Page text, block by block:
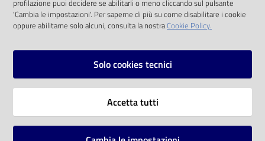
Avvisi
Instagram
Vai alla pagina
profilazione puoi decidere se abilitarli o meno cliccando sul pulsante
'Cambia le impostazioni'. Per saperne di più su come disabilitare i cookie
oppure abilitarne solo alcuni, consulta la nostraCookie Policy.
Solo cookies tecnici
Accetta tutti